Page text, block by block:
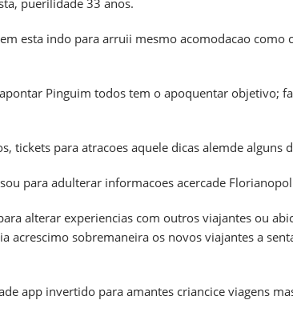
puerilidade 33 anos.
esta indo para arruii mesmo acomodacao como
Pinguim todos tem o apoquentar objetivo;
tickets para atracoes aquele dicas alemde alguns
para adulterar informacoes acercade
alterar experiencias com outros viajantes ou
acrescimo sobremaneira os novos viajantes a
app invertido para amantes criancice viagens